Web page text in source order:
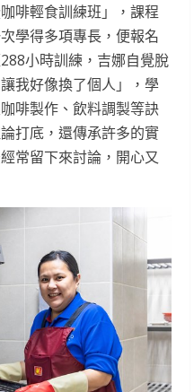
啡輕食訓練班」，課程
學得多項專長，便報名
小時訓練，吉娜自覺脫
我好像換了個人」，學
啡製作、飲料調製等訣
打底，還傳承許多的實
常留下來討論，開心又